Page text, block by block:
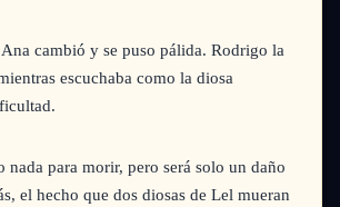
cambió y se puso pálida. Rodrigo la
escuchaba como la diosa
para morir, pero será solo un daño
el hecho que dos diosas de Lel mueran